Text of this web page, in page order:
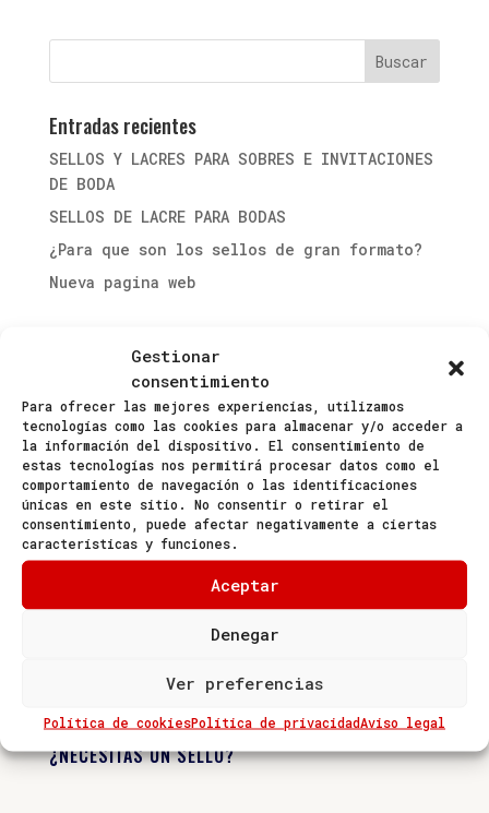
Gestionar
consentimiento
Para ofrecer las mejores experiencias, utilizamos
tecnologías como las cookies para almacenar y/o acceder a
la información del dispositivo. El consentimiento de
estas tecnologías nos permitirá procesar datos como el
comportamiento de navegación o las identificaciones
únicas en este sitio. No consentir o retirar el
consentimiento, puede afectar negativamente a ciertas
características y funciones.
Aceptar
Denegar
Ver preferencias
Política de cookiesPolítica de privacidadAviso legal
Entradas recientes
SELLOS Y LACRES PARA SOBRES E INVITACIONES
DE BODA
SELLOS DE LACRE PARA BODAS
¿Para que son los sellos de gran formato?
Nueva pagina web
Archivos
mayo 2023
abril 2022
abril 2021
julio 2018
¿NECESITAS UN SELLO?